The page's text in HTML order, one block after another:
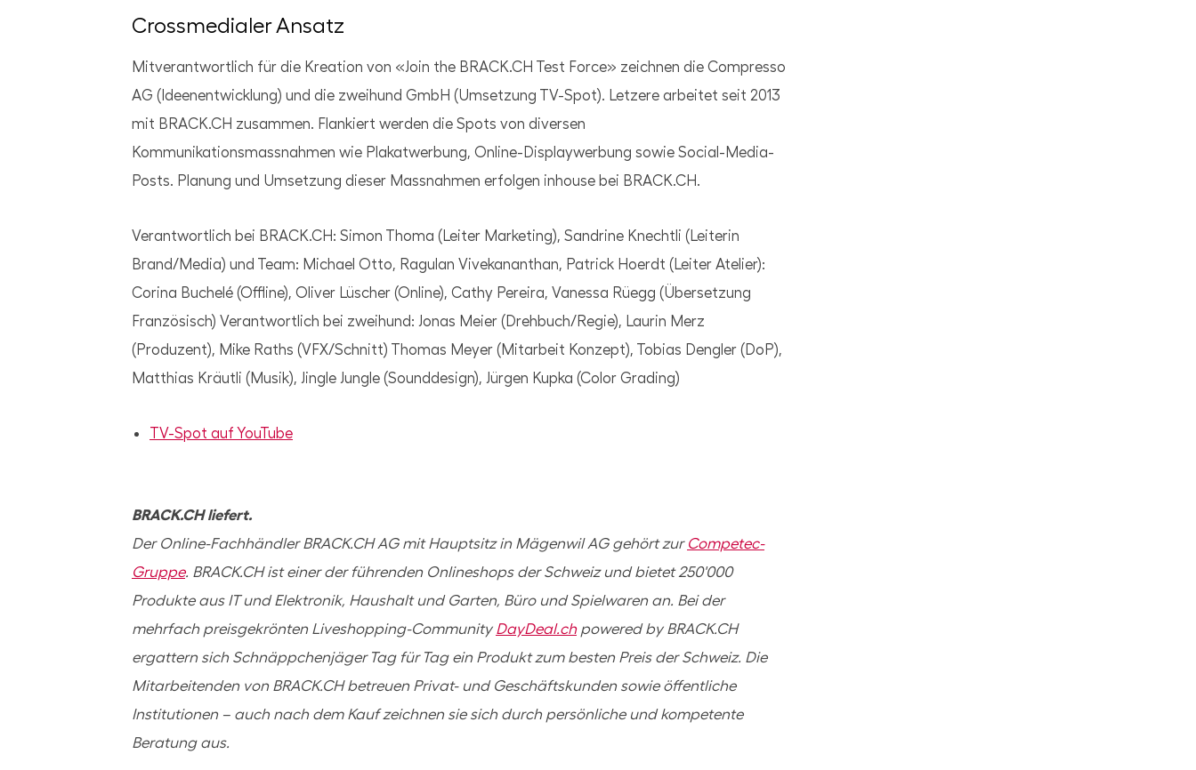
Crossmedialer Ansatz
Mitverantwortlich für die Kreation von «Join the BRACK.CH Test Force» zeichnen die Compresso
AG (Ideenentwicklung) und die zweihund GmbH (Umsetzung TV-Spot). Letzere arbeitet seit 2013
mit BRACK.CH zusammen. Flankiert werden die Spots von diversen
Kommunikationsmassnahmen wie Plakatwerbung, Online-Displaywerbung sowie Social-Media-
Posts. Planung und Umsetzung dieser Massnahmen erfolgen inhouse bei BRACK.CH.
Verantwortlich bei BRACK.CH: Simon Thoma (Leiter Marketing), Sandrine Knechtli (Leiterin
Brand/Media) und Team: Michael Otto, Ragulan Vivekananthan, Patrick Hoerdt (Leiter Atelier):
Corina Buchelé (Offline), Oliver Lüscher (Online), Cathy Pereira, Vanessa Rüegg (Übersetzung
Französisch) Verantwortlich bei zweihund: Jonas Meier (Drehbuch/Regie), Laurin Merz
(Produzent), Mike Raths (VFX/Schnitt) Thomas Meyer (Mitarbeit Konzept), Tobias Dengler (DoP),
Matthias Kräutli (Musik), Jingle Jungle (Sounddesign), Jürgen Kupka (Color Grading)
TV-Spot auf YouTube
BRACK.CH liefert.
Der Online-Fachhändler BRACK.CH AG mit Hauptsitz in Mägenwil AG gehört zur Competec-
Gruppe. BRACK.CH ist einer der führenden Onlineshops der Schweiz und bietet 250'000
Produkte aus IT und Elektronik, Haushalt und Garten, Büro und Spielwaren an. Bei der
mehrfach preisgekrönten Liveshopping-Community DayDeal.chpowered by BRACK.CH
ergattern sich Schnäppchenjäger Tag für Tag ein Produkt zum besten Preis der Schweiz. Die
Mitarbeitenden von BRACK.CH betreuen Privat- und Geschäftskunden sowie öffentliche
Institutionen – auch nach dem Kauf zeichnen sie sich durch persönliche und kompetente
Beratung aus.